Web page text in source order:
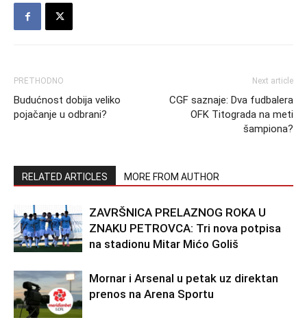
PRETHODNO
Budućnost dobija veliko
pojačanje u odbrani?
Next article
CGF saznaje: Dva fudbalera
OFK Titograda na meti
šampiona?
RELATED ARTICLES MORE FROM AUTHOR
ZAVRŠNICA PRELAZNOG ROKA U
ZNAKU PETROVCA: Tri nova potpisa
na stadionu Mitar Mićo Goliš
Mornar i Arsenal u petak uz direktan
prenos na Arena Sportu